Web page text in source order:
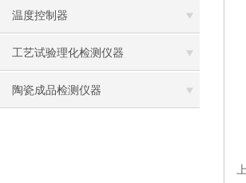
温度控制器
工艺试验理化检测仪器
陶瓷成品检测仪器